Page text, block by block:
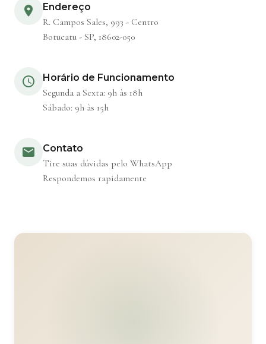
Endereço
R. Campos Sales, 993 - Centro
Botucatu - SP, 18602-050
Horário de Funcionamento
Segunda a Sexta: 9h às 18h
Sábado: 9h às 15h
Contato
Tire suas dúvidas pelo WhatsApp
Respondemos rapidamente